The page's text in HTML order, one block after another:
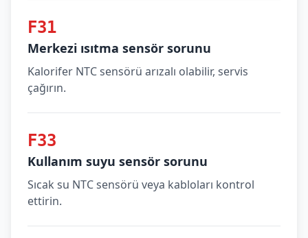
F31
Merkezi ısıtma sensör sorunu
Kalorifer NTC sensörü arızalı olabilir, servis
çağırın.
F33
Kullanım suyu sensör sorunu
Sıcak su NTC sensörü veya kabloları kontrol
ettirin.